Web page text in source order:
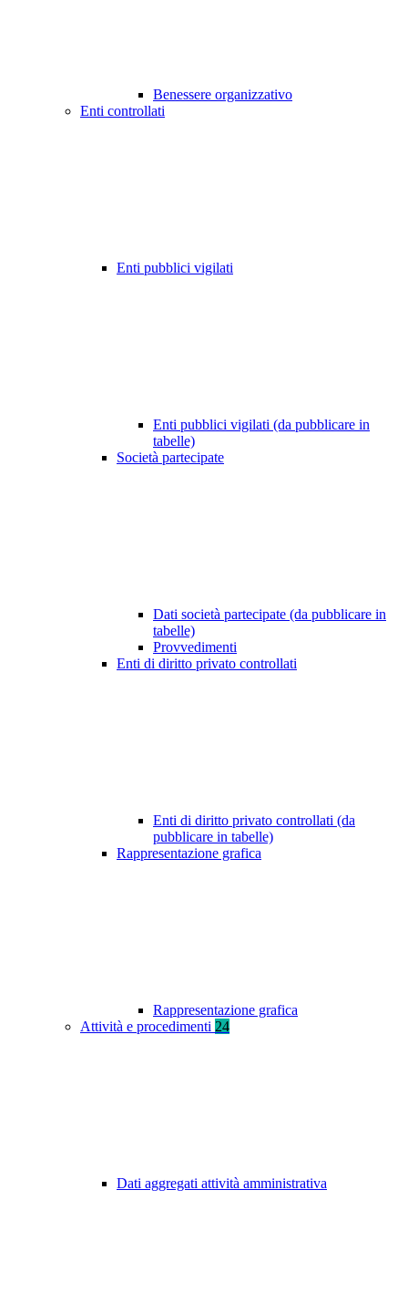
Benessere organizzativo
Enti controllati
Enti pubblici vigilati
Enti pubblici vigilati (da pubblicare in
tabelle)
Società partecipate
Dati società partecipate (da pubblicare in
tabelle)
Provvedimenti
Enti di diritto privato controllati
Enti di diritto privato controllati (da
pubblicare in tabelle)
Rappresentazione grafica
Rappresentazione grafica
Attività e procedimenti 24
Dati aggregati attività amministrativa